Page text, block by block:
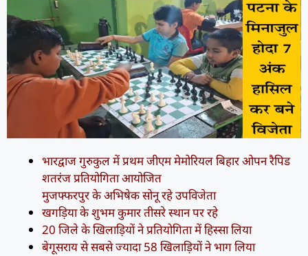
भारद्वाज गुरुकुल में प्रथम जीएम मेमोरियल बिहार ओपन रैपिड
शतरंज प्रतियोगिता आयोजित
मुजफ्फरपुर के अभिषेक सोनू रहे उपविजेता
खगड़िया के शुभम कुमार तीसरे स्थान पर रहे
20 जिले के खिलाड़ियों ने प्रतियोगिता में हिस्सा लिया
बेगूसराय से सबसे ज्यादा 58 खिलाड़ियों ने भाग लिया